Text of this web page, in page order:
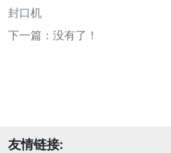
封口机
下一篇：没有了！
友情链接: